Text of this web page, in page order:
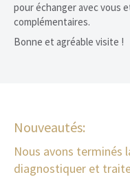
pour échanger avec vous
complémentaires.
Bonne et agréable visite !
Nouveautés:
Nous avons terminés
diagnostiquer et